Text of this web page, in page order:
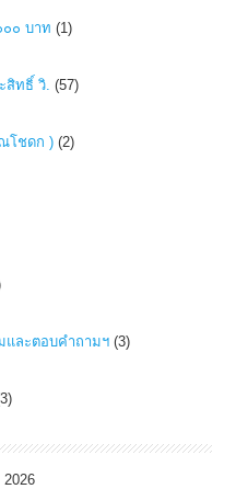
๐๐ บาท (1)
สิทธิ์ วิ. (57)
โชดก ) (2)
และตอบคำถามฯ (3)